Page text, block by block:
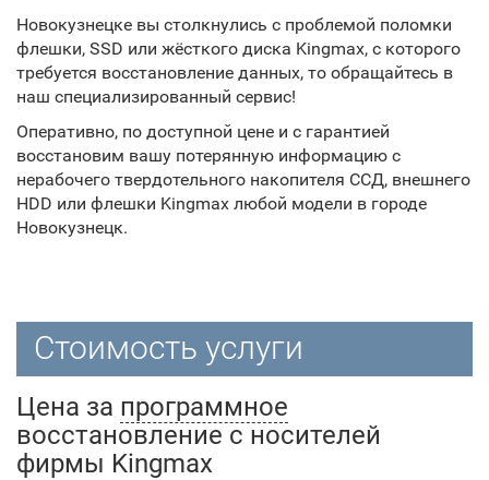
Новокузнецке вы столкнулись с проблемой поломки
флешки, SSD или жёсткого диска Kingmax, с которого
требуется восстановление данных, то обращайтесь в
наш специализированный сервис!
Оперативно, по доступной цене и с гарантией
восстановим вашу потерянную информацию с
нерабочего твердотельного накопителя ССД, внешнего
HDD или флешки Kingmax любой модели в городе
Новокузнецк.
Стоимость услуги
Цена за программное
восстановление с носителей
фирмы Kingmax